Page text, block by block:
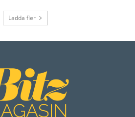
Ladda fler